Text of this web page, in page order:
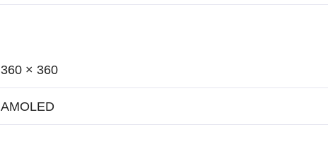
360 × 360
AMOLED